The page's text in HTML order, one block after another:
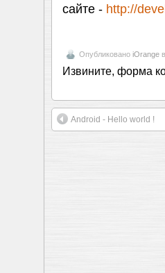
сайте - http://
Опубликовано iOrangeв
Извините, форма
Android - Hello world !